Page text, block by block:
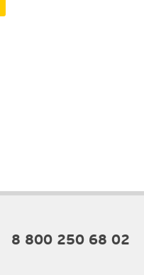
8 800 250 68 02